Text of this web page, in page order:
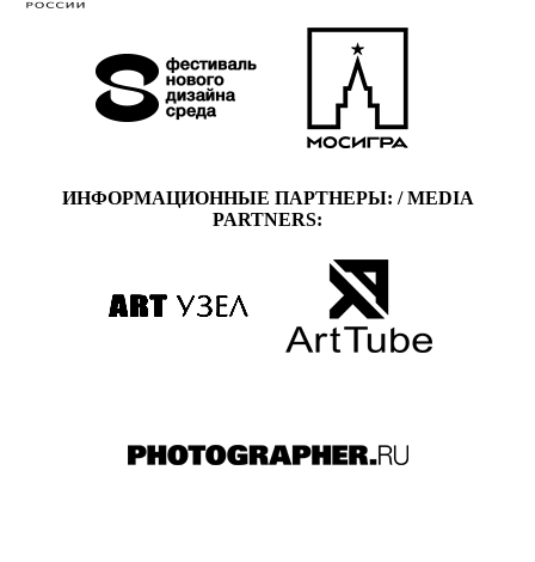
ИНФОРМАЦИОННЫЕ ПАРТНЕРЫ: / MEDIA
PARTNERS: